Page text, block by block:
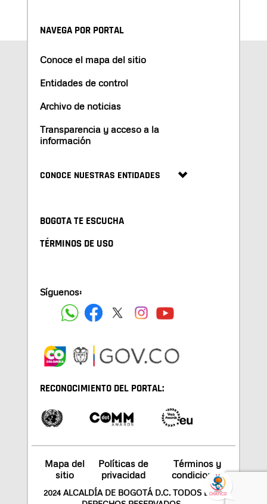
NAVEGA POR PORTAL
Conoce el mapa del sitio
Entidades de control
Archivo de noticias
Transparencia y acceso a la
información
CONOCE NUESTRAS ENTIDADES
BOGOTA TE ESCUCHA
TÉRMINOS DE USO
Síguenos:
RECONOCIMIENTO DEL PORTAL:
Mapa del
sitio
Políticas de
privacidad
Términos y
condiciones
2024 ALCALDÍA DE BOGOTÁ D.C. TODOS LOS